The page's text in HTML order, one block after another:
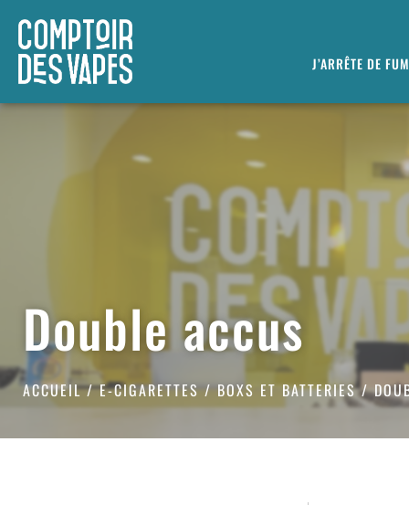
J’ARRÊTE DE
Double accus
ACCUEIL/E-CIGARETTES/BOXS ET BATTERIES/